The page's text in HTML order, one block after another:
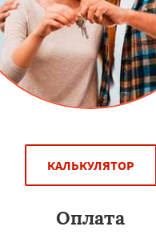
КАЛЬКУЛЯТОР
Оплата